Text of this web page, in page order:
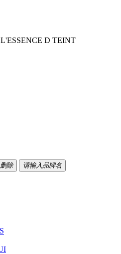
D TEINT
删除 请输入品牌名